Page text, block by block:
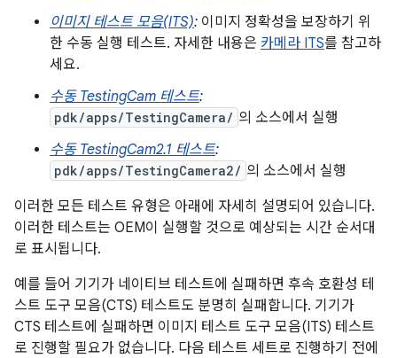
이미지 테스트 모음(ITS): 이미지 정확성을 보장하기 위
한 수동 실행 테스트. 자세한 내용은 카메라 ITS를 참고하
세요.
수동 TestingCam 테스트:
pdk/apps/TestingCamera/ 의 소스에서 실행
수동 TestingCam2.1 테스트:
pdk/apps/TestingCamera2/ 의 소스에서 실행
이러한 모든 테스트 유형은 아래에 자세히 설명되어 있습니다.
이러한 테스트는 OEM이 실행할 것으로 예상되는 시간 순서대
로 표시됩니다.
예를 들어 기기가 네이티브 테스트에 실패하면 후속 호환성 테
스트 도구 모음(CTS) 테스트도 분명히 실패합니다. 기기가
CTS 테스트에 실패하면 이미지 테스트 도구 모음(ITS) 테스트
로 진행할 필요가 없습니다. 다음 테스트 세트로 진행하기 전에